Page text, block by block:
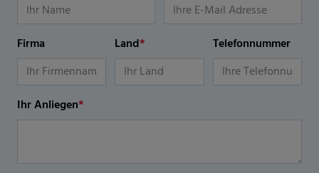
Firma Land* Telefonnummer
Ihr Anliegen*